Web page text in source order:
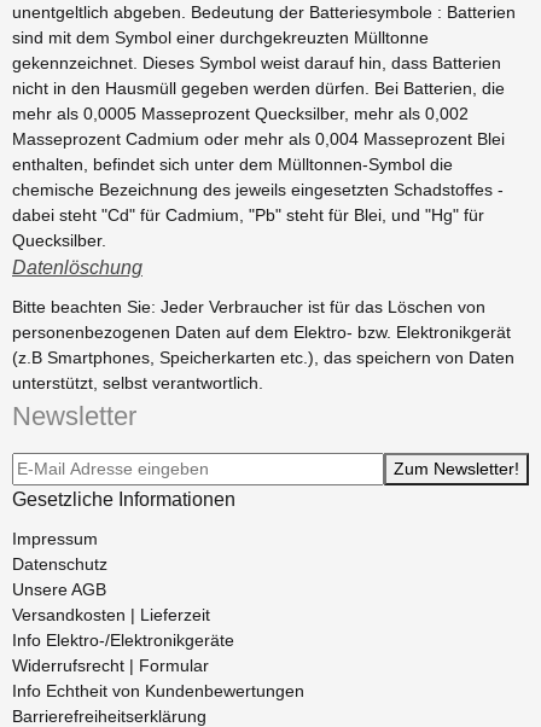
unentgeltlich abgeben. Bedeutung der Batteriesymbole : Batterien
sind mit dem Symbol einer durchgekreuzten Mülltonne
gekennzeichnet. Dieses Symbol weist darauf hin, dass Batterien
nicht in den Hausmüll gegeben werden dürfen. Bei Batterien, die
mehr als 0,0005 Masseprozent Quecksilber, mehr als 0,002
Masseprozent Cadmium oder mehr als 0,004 Masseprozent Blei
enthalten, befindet sich unter dem Mülltonnen-Symbol die
chemische Bezeichnung des jeweils eingesetzten Schadstoffes -
dabei steht "Cd" für Cadmium, "Pb" steht für Blei, und "Hg" für
Quecksilber.
Datenlöschung
Bitte beachten Sie: Jeder Verbraucher ist für das Löschen von
personenbezogenen Daten auf dem Elektro- bzw. Elektronikgerät
(z.B Smartphones, Speicherkarten etc.), das speichern von Daten
unterstützt, selbst verantwortlich.
Newsletter
Newsletter-Registrierung Zum Newsletter!
Gesetzliche Informationen
Impressum
Datenschutz
Unsere AGB
Versandkosten | Lieferzeit
Info Elektro-/Elektronikgeräte
Widerrufsrecht | Formular
Info Echtheit von Kundenbewertungen
Barrierefreiheitserklärung